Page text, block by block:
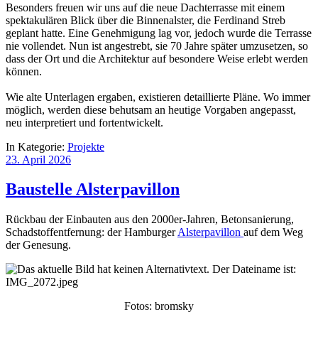
Besonders freuen wir uns auf die neue Dachterrasse mit einem
spektakulären Blick über die Binnenalster, die Ferdinand Streb
geplant hatte. Eine Genehmigung lag vor, jedoch wurde die Terrasse
nie vollendet. Nun ist angestrebt, sie 70 Jahre später umzusetzen, so
dass der Ort und die Architektur auf besondere Weise erlebt werden
können.
Wie alte Unterlagen ergaben, existieren detaillierte Pläne. Wo immer
möglich, werden diese behutsam an heutige Vorgaben angepasst,
neu interpretiert und fortentwickelt.
In Kategorie: Projekte
23. April 2026
Baustelle Alsterpavillon
Rückbau der Einbauten aus den 2000er-Jahren, Betonsanierung,
Schadstoffentfernung: der HamburgerAlsterpavillon auf dem Weg
der Genesung.
Fotos: bromsky